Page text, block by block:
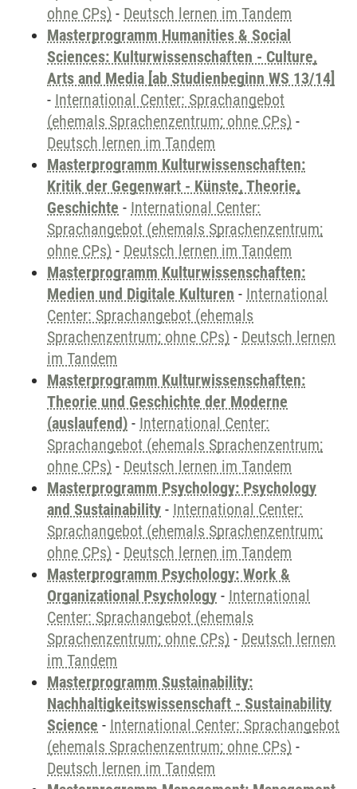
ohne CPs) - Deutsch lernen im Tandem
Masterprogramm Humanities & Social
Sciences: Kulturwissenschaften - Culture,
Arts and Media [ab Studienbeginn WS 13/14]
- International Center: Sprachangebot
(ehemals Sprachenzentrum; ohne CPs) -
Deutsch lernen im Tandem
Masterprogramm Kulturwissenschaften:
Kritik der Gegenwart - Künste, Theorie,
Geschichte - International Center:
Sprachangebot (ehemals Sprachenzentrum;
ohne CPs) - Deutsch lernen im Tandem
Masterprogramm Kulturwissenschaften:
Medien und Digitale Kulturen - International
Center: Sprachangebot (ehemals
Sprachenzentrum; ohne CPs) - Deutsch lernen
im Tandem
Masterprogramm Kulturwissenschaften:
Theorie und Geschichte der Moderne
(auslaufend) - International Center:
Sprachangebot (ehemals Sprachenzentrum;
ohne CPs) - Deutsch lernen im Tandem
Masterprogramm Psychology: Psychology
and Sustainability - International Center:
Sprachangebot (ehemals Sprachenzentrum;
ohne CPs) - Deutsch lernen im Tandem
Masterprogramm Psychology: Work &
Organizational Psychology - International
Center: Sprachangebot (ehemals
Sprachenzentrum; ohne CPs) - Deutsch lernen
im Tandem
Masterprogramm Sustainability:
Nachhaltigkeitswissenschaft - Sustainability
Science - International Center: Sprachangebot
(ehemals Sprachenzentrum; ohne CPs) -
Deutsch lernen im Tandem